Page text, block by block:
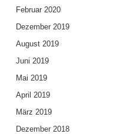
Februar 2020
Dezember 2019
August 2019
Juni 2019
Mai 2019
April 2019
März 2019
Dezember 2018